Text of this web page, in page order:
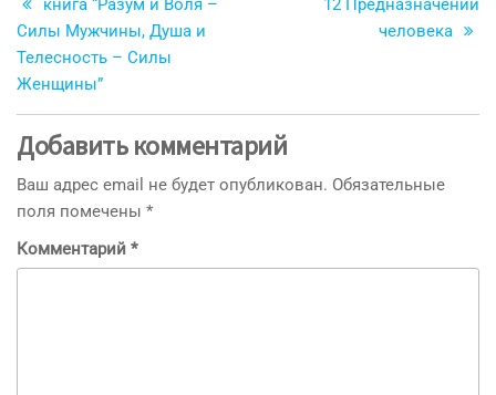
по
записям
книга “Разум и Воля –
Силы Мужчины, Душа и
Телесность – Силы
Женщины”
12 Предназначений
человека
Добавить комментарий
Ваш адрес email не будет опубликован. Обязательные
поля помечены *
Комментарий *